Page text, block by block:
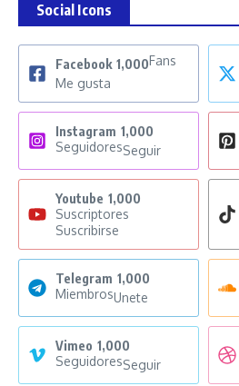
Social Icons
Facebook 1,000Fans
Me gusta
Instagram 1,000
SeguidoresSeguir
Youtube 1,000
Suscriptores
Suscribirse
Telegram 1,000
MiembrosUnete
Vimeo 1,000
SeguidoresSeguir